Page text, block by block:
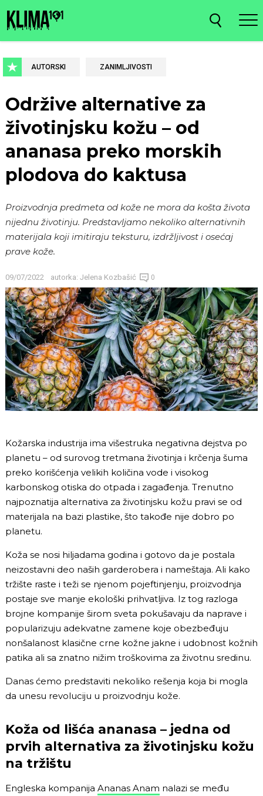
AUTORSKI ZANIMLJIVOSTI
Održive alternative za
životinjsku kožu – od
ananasa preko morskih
plodova do kaktusa
Proizvodnja predmeta od kože ne mora da košta života
nijednu životinju. Predstavljamo nekoliko alternativnih
materijala koji imitiraju teksturu, izdržljivost i osećaj
prave kože.
09/07/2022 autorka: Jelena Kozbašić 0
Kožarska industrija ima višestruka negativna dejstva po
planetu – od surovog tretmana životinja i krčenja šuma
preko korišćenja velikih količina vode i visokog
karbonskog otiska do otpada i zagađenja. Trenutno
najpoznatija alternativa za životinjsku kožu pravi se od
materijala na bazi plastike, što takođe nije dobro po
planetu.
Koža se nosi hiljadama godina i gotovo da je postala
neizostavni deo naših garderobera i nameštaja. Ali kako
tržište raste i teži se njenom pojeftinjenju, proizvodnja
postaje sve manje ekološki prihvatljiva. Iz tog razloga
brojne kompanije širom sveta pokušavaju da naprave i
popularizuju adekvatne zamene koje obezbeđuju
nonšalanost klasične crne kožne jakne i udobnost kožnih
patika ali sa znatno nižim troškovima za životnu sredinu.
Danas ćemo predstaviti nekoliko rešenja koja bi mogla
da unesu revoluciju u proizvodnju kože.
Koža od lišća ananasa – jedna od
prvih alternativa za životinjsku kožu
na tržištu
Engleska kompanija Ananas Anam nalazi se među